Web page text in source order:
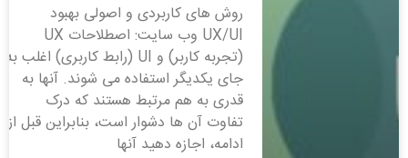
روش های کاربردی و اصولی بهبود
UX/UI وب سایت: اصطلاحات UX
(تجربه کاربر) و UI (رابط کاربری) اغلب به
جای یکدیگر استفاده می شوند. آنها به
قدری به هم مرتبط هستند که درک
تفاوت آن ها دشوار است، بنابراین قبل از
ادامه، اجازه دهید آنها